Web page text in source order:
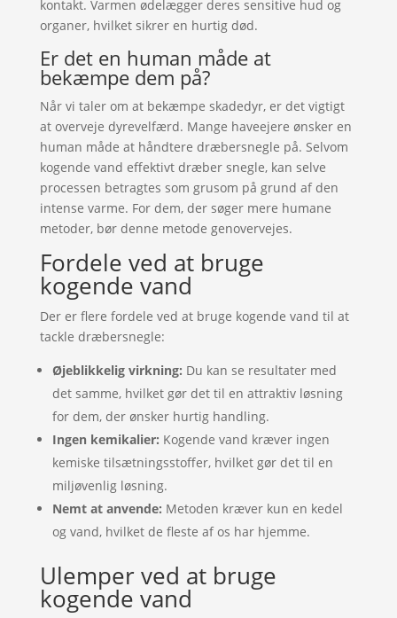
kontakt. Varmen ødelægger deres sensitive hud og
organer, hvilket sikrer en hurtig død.
Er det en human måde at
bekæmpe dem på?
Når vi taler om at bekæmpe skadedyr, er det vigtigt
at overveje dyrevelfærd. Mange haveejere ønsker en
human måde at håndtere dræbersnegle på. Selvom
kogende vand effektivt dræber snegle, kan selve
processen betragtes som grusom på grund af den
intense varme. For dem, der søger mere humane
metoder, bør denne metode genovervejes.
Fordele ved at bruge
kogende vand
Der er flere fordele ved at bruge kogende vand til at
tackle dræbersnegle:
Øjeblikkelig virkning: Du kan se resultater med
det samme, hvilket gør det til en attraktiv løsning
for dem, der ønsker hurtig handling.
Ingen kemikalier: Kogende vand kræver ingen
kemiske tilsætningsstoffer, hvilket gør det til en
miljøvenlig løsning.
Nemt at anvende: Metoden kræver kun en kedel
og vand, hvilket de fleste af os har hjemme.
Ulemper ved at bruge
kogende vand